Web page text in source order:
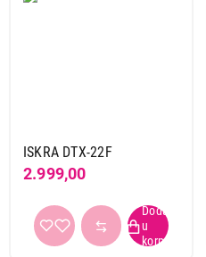
ISKRA DTX-22F
2.999,00